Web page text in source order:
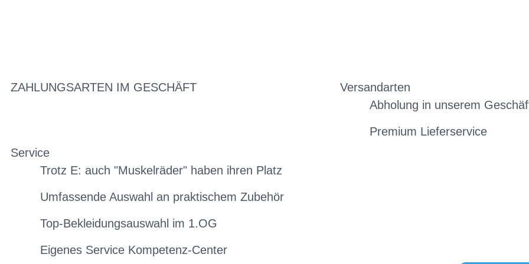
ZAHLUNGSARTEN IM GESCHÄFT
Versandarten
Abholung in unserem
Premium Lieferservice
Service
Trotz E: auch "Muskelräder" haben ihren Platz
Umfassende Auswahl an praktischem Zubehör
Top-Bekleidungsauswahl im 1.OG
Eigenes Service Kompetenz-Center